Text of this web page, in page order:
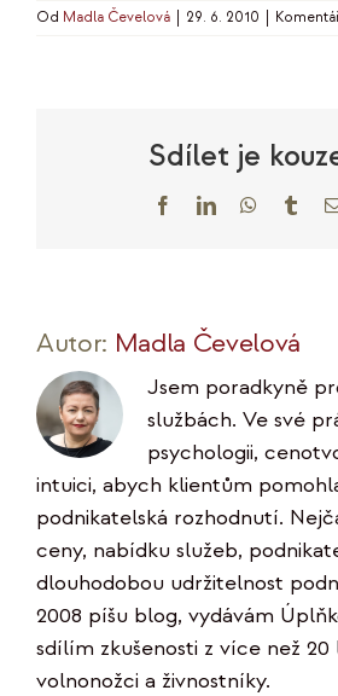
Od Madla Čevelová 29. 6. 2010
Sdílet je
FacebookLinkedInWhatsApp
Autor: Madla Čevelová
Jsem poradkyně
službách. Ve své
psychologii,
intuici, abych klientům
podnikatelská rozhodnutí.
ceny, nabídku služeb,
dlouhodobou udržitelnost
2008 píšu blog, vydávám
sdílím zkušenosti z více než
volnonožci a živnostníky.